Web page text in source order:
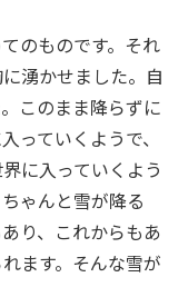
のものです。それ
湧かせました。自
このまま降らずに
っていくようで、
に入っていくよう
ゃんと雪が降る
り、これからもあ
ます。そんな雪が